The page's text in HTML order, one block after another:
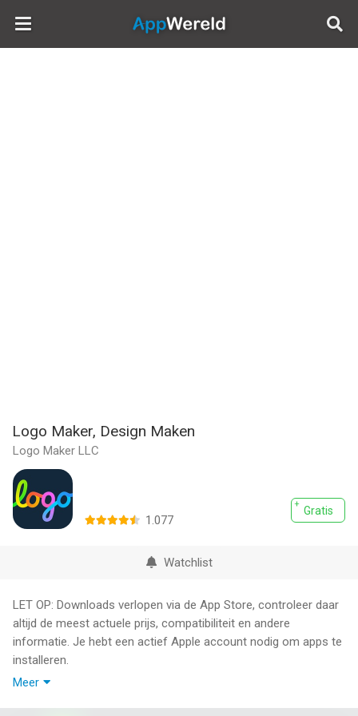
AppWereld
Logo Maker, Design Maken
Logo Maker LLC
Gratis
1.077
Watchlist
LET OP: Downloads verlopen via de App Store, controleer daar
altijd de meest actuele prijs, compatibiliteit en andere
informatie. Je hebt een actief Apple account nodig om apps te
installeren.
Meer